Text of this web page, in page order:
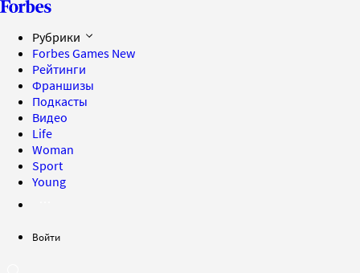
Рубрики
Forbes Games New
Рейтинги
Франшизы
Подкасты
Видео
Life
Woman
Sport
Young
Войти